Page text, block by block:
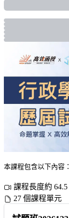
本課程包含以下內容：
課程長度約
27 個課程單元